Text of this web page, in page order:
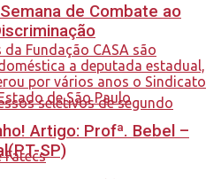
de Combate ao
Artigo: Profª. Bebel –
SP)